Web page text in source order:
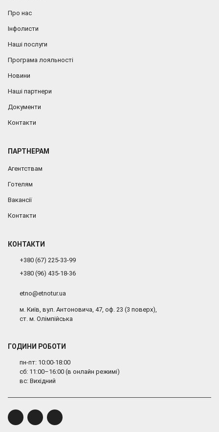
Про нас
Інфолисти
Наші послуги
Програма лояльності
Новини
Наші партнери
Документи
Контакти
ПАРТНЕРАМ
Агентствам
Готелям
Вакансії
Контакти
КОНТАКТИ
+380 (67) 225-33-99
+380 (96) 435-18-36
etno@etnotur.ua
м. Київ, вул. Антоновича, 47, оф. 23 (3 поверх),
ст. м. Олімпійська
ГОДИНИ РОБОТИ
пн-пт: 10:00-18:00
сб: 11:00–16:00 (в онлайн режимі)
вс: Вихідний